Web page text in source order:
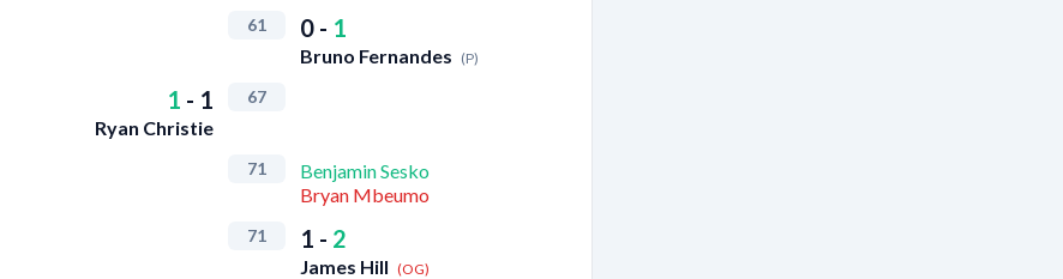
61 0 - 1
Bruno Fernandes (P)
1 - 1
Ryan Christie
67
71
Benjamin Sesko
Bryan Mbeumo
71 1 - 2
James Hill (OG)